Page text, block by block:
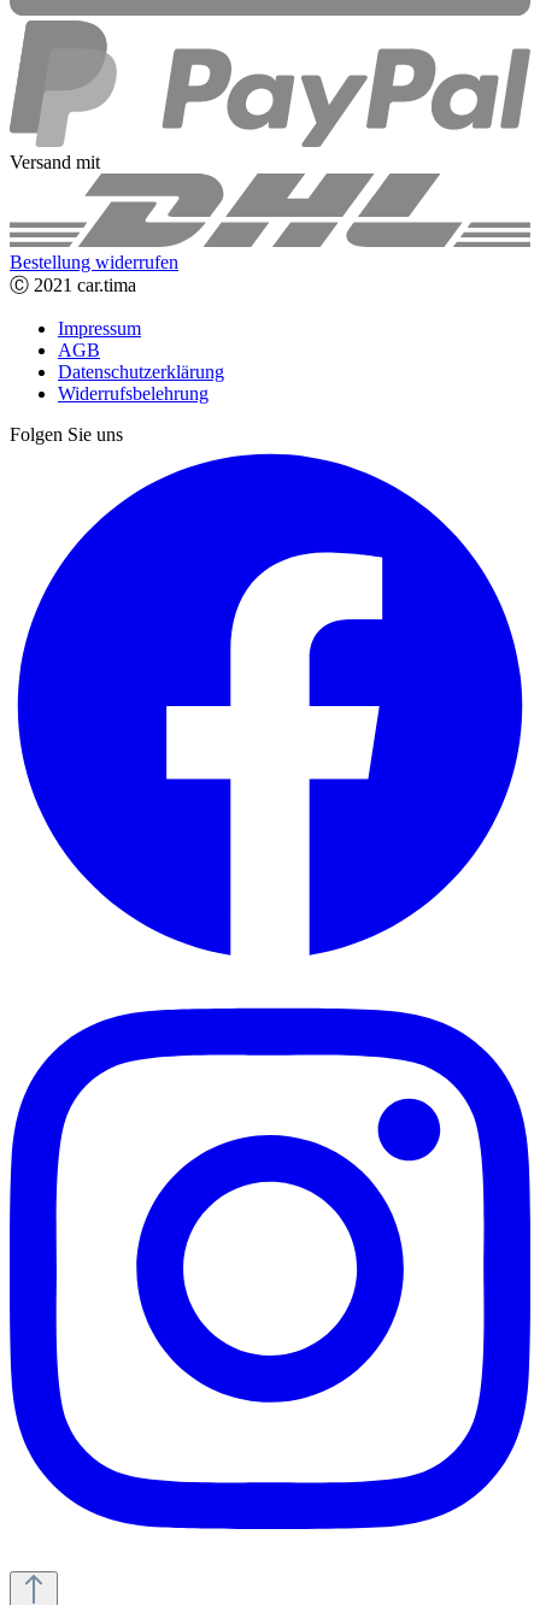
Versand mit
Bestellung widerrufen
Ⓒ 2021 car.tima
Impressum
AGB
Datenschutzerklärung
Widerrufsbelehrung
Folgen Sie uns